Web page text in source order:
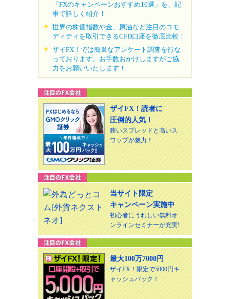
「FXのキャンペーンおすすめ10選」を、記
事で詳しく紹介！
世界の株価指数や金、原油など注目のコモ
ディティを取引できるCFD口座を徹底比較！
ザイFX！では簡単なアンケート調査を行な
っております。お手数おかけしますがご協
力をお願いいたします！
ザイFX！読者に
圧倒的人気！
狭いスプレッドと高いス
ワップが魅力！
当サイト限定
キャンペーン実施中
初心者にうれしい無料オ
ンラインセミナーが充実!
最大100万7000円
ザイFX！限定で5000円キ
ャッシュバック！